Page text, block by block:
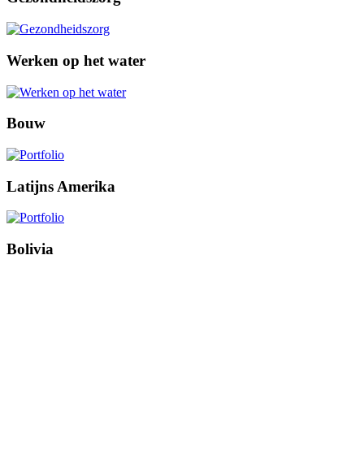
Werken op het water
Bouw
Latijns Amerika
Bolivia